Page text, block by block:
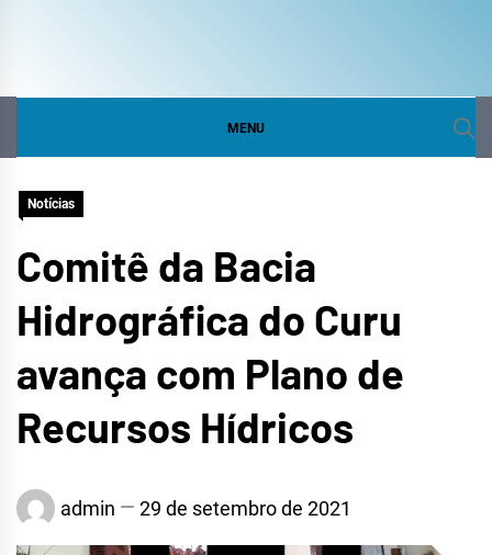
HIDROGRÁFICA DO
MENU
Notícias
Comitê da Bacia
Hidrográfica do Curu
avança com Plano de
Recursos Hídricos
admin 29 de setembro de 2021